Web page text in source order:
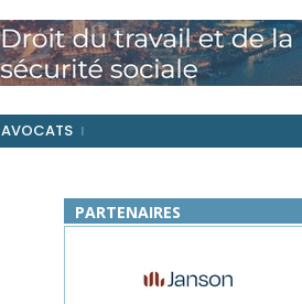
AVOCATS
PARTENAIRES